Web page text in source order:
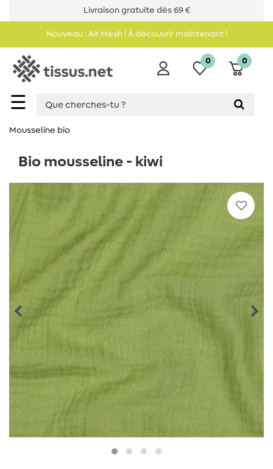
Livraison gratuite dès 69 €
Nouveau : Air Mesh ! À découvrir maintenant !
☰
0 0
Mousseline bio
Bio mousseline - kiwi